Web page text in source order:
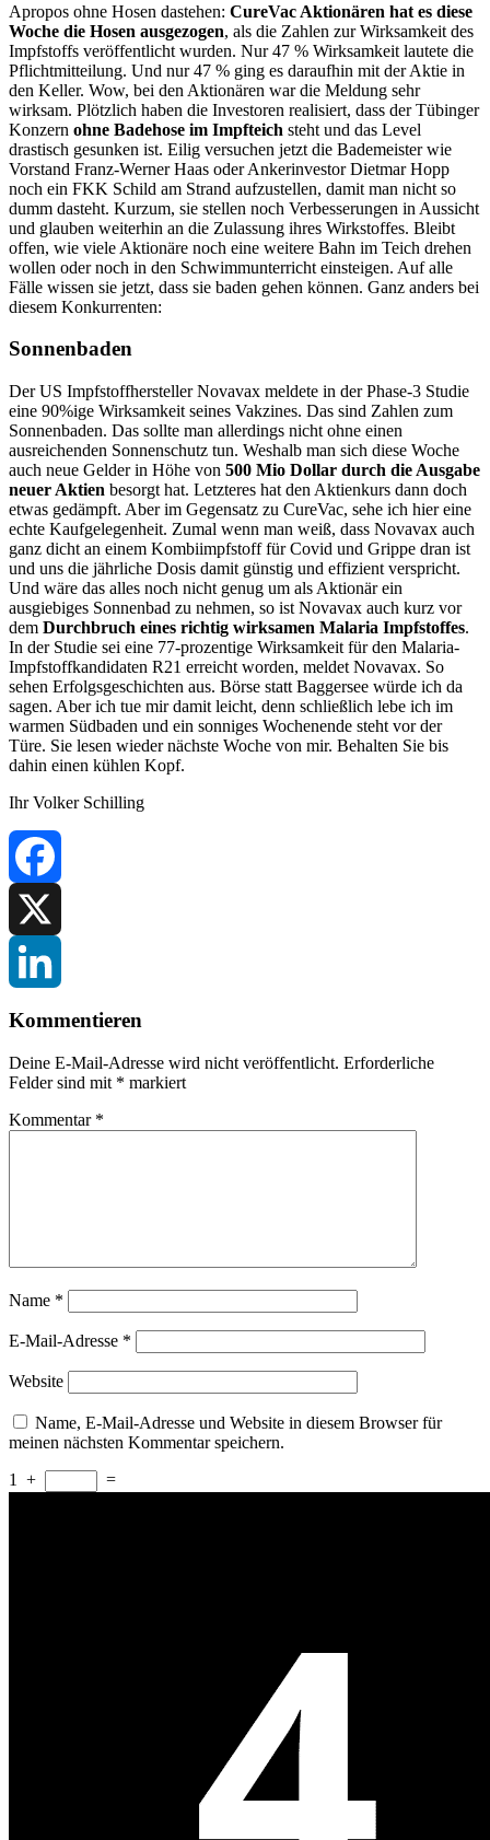
Apropos ohne Hosen dastehen: CureVac Aktionären hat es diese
Woche die Hosen ausgezogen, als die Zahlen zur Wirksamkeit des
Impfstoffs veröffentlicht wurden. Nur 47 % Wirksamkeit lautete die
Pflichtmitteilung. Und nur 47 % ging es daraufhin mit der Aktie in
den Keller. Wow, bei den Aktionären war die Meldung sehr
wirksam. Plötzlich haben die Investoren realisiert, dass der Tübinger
Konzern ohne Badehose im Impfteich steht und das Level
drastisch gesunken ist. Eilig versuchen jetzt die Bademeister wie
Vorstand Franz-Werner Haas oder Ankerinvestor Dietmar Hopp
noch ein FKK Schild am Strand aufzustellen, damit man nicht so
dumm dasteht. Kurzum, sie stellen noch Verbesserungen in Aussicht
und glauben weiterhin an die Zulassung ihres Wirkstoffes. Bleibt
offen, wie viele Aktionäre noch eine weitere Bahn im Teich drehen
wollen oder noch in den Schwimmunterricht einsteigen. Auf alle
Fälle wissen sie jetzt, dass sie baden gehen können. Ganz anders bei
diesem Konkurrenten:
Sonnenbaden
Der US Impfstoffhersteller Novavax meldete in der Phase-3 Studie
eine 90%ige Wirksamkeit seines Vakzines. Das sind Zahlen zum
Sonnenbaden. Das sollte man allerdings nicht ohne einen
ausreichenden Sonnenschutz tun. Weshalb man sich diese Woche
auch neue Gelder in Höhe von 500 Mio Dollar durch die Ausgabe
neuer Aktien besorgt hat. Letzteres hat den Aktienkurs dann doch
etwas gedämpft. Aber im Gegensatz zu CureVac, sehe ich hier eine
echte Kaufgelegenheit. Zumal wenn man weiß, dass Novavax auch
ganz dicht an einem Kombiimpfstoff für Covid und Grippe dran ist
und uns die jährliche Dosis damit günstig und effizient verspricht.
Und wäre das alles noch nicht genug um als Aktionär ein
ausgiebiges Sonnenbad zu nehmen, so ist Novavax auch kurz vor
dem Durchbruch eines richtig wirksamen Malaria Impfstoffes.
In der Studie sei eine 77-prozentige Wirksamkeit für den Malaria-
Impfstoffkandidaten R21 erreicht worden, meldet Novavax. So
sehen Erfolgsgeschichten aus. Börse statt Baggersee würde ich da
sagen. Aber ich tue mir damit leicht, denn schließlich lebe ich im
warmen Südbaden und ein sonniges Wochenende steht vor der
Türe. Sie lesen wieder nächste Woche von mir. Behalten Sie bis
dahin einen kühlen Kopf.
Ihr Volker Schilling
Facebook
X
LinkedIn
Kommentieren
Deine E-Mail-Adresse wird nicht veröffentlicht. Erforderliche
Felder sind mit * markiert
Kommentar *
Name *
E-Mail-Adresse *
Website
Name, E-Mail-Adresse und Website in diesem Browser für
meinen nächsten Kommentar speichern.
1
+ =